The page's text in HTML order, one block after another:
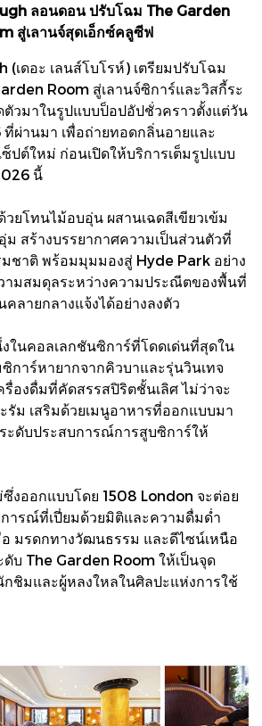
ลอนดอน ปรับโฉม The Garden
สู่เลานจ์สุดเอ็กซ์คลูซีฟ
(เดอะ เลนส์โบโรห์) เตรียมปรับโฉม
Room สู่เลานจ์ซิการ์และวิสกี้ระ
ตัวมาในรูปแบบป็อปอัปชั่วคราวตั้งแต่วัน
ผ่านมา เพื่อถ่ายทอดกลิ่นอายและ
ปต์ใหม่ ก่อนเปิดให้บริการเต็มรูปแบบ
นี้
ยโทนไม้อบอุ่น ผสานเฉดสีเขียวเข้ม
สร้างบรรยากาศความเป็นส่วนตัวที่
มชาติ พร้อมมุมมองสู่ Hyde Park อย่าง
ามสมดุลระหว่างความประณีตของพื้นที่
ลายกลางแจ้งได้อย่างลงตัว
ในคอลเลกชันซิการ์ที่โดดเด่นที่สุดใน
การ์หายากจากคิวบาและรุ่นวินเทจ
องดื่มที่คัดสรรสปิริตชั้นเลิศ ไม่ว่าจะ
ม เสริมด้วยเมนูอาหารที่ออกแบบมา
ะดับประสบการณ์การสูบซิการ์ให้
งออกแบบโดย 1508 London จะต่อย
ารณ์ที่เปี่ยมด้วยมิติและความดื่มด่ำ
มรดกทางวัฒนธรรม และดีไซน์เหนือ
ดับ The Garden Room ให้เป็นจุด
ชิมและผู้หลงใหลในศิลปะแห่งการใช้